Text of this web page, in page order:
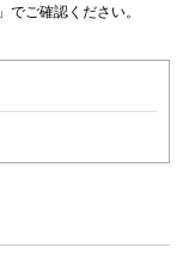
」でご確認ください。